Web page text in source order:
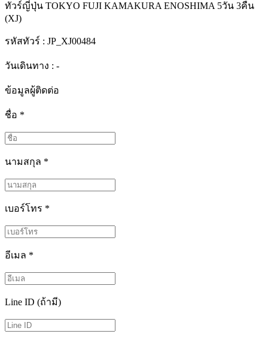
ทัวร์ญี่ปุ่น TOKYO FUJI KAMAKURA ENOSHIMA 5วัน 3คืน
(XJ)
รหัสทัวร์ : JP_XJ00484
วันเดินทาง : -
ข้อมูลผู้ติดต่อ
ชื่อ *
นามสกุล *
เบอร์โทร *
อีเมล *
Line ID (ถ้ามี)